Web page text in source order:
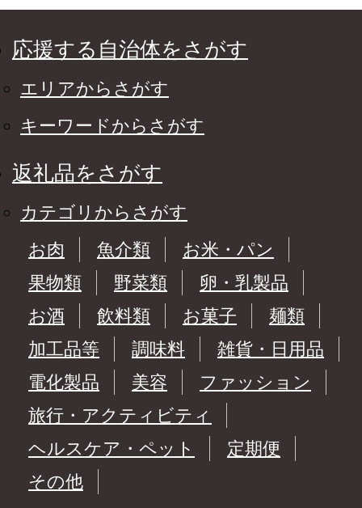
応援する自治体をさがす
エリアからさがす
キーワードからさがす
返礼品をさがす
カテゴリからさがす
お肉
魚介類
お米・パン
果物類
野菜類
卵・乳製品
お酒
飲料類 お菓子
麺類
加工品等
調味料
雑貨・日用品
電化製品
美容
ファッション
旅行・アクティビティ
ヘルスケア・ペット
定期便
その他